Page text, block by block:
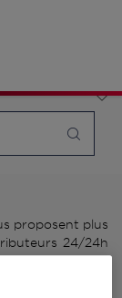
(revendeur /
ou station GPL
proposent plus
24/24h
revendeurs